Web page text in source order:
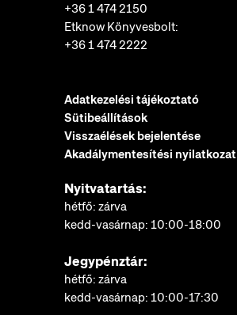
+36 1 474 2150
Etknow Könyvesbolt:
+36 1 474 2222
Adatkezelési tájékoztató
Sütibeállítások
Visszaélések bejelentése
Akadálymentesítési nyilatkozat
Nyitvatartás:
hétfő: zárva
kedd-vasárnap: 10:00-18:00
Jegypénztár:
hétfő: zárva
kedd-vasárnap: 10:00-17:30